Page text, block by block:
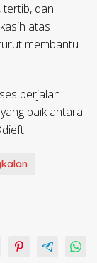
dan
atas
membantu
berjalan
baik antara